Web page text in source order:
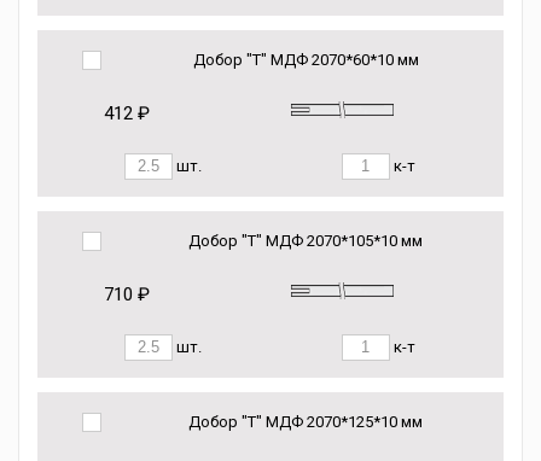
Добор "Т" МДФ 2070*60*10 мм
412 ₽
шт. к-т
Добор "Т" МДФ 2070*105*10 мм
710 ₽
шт. к-т
Добор "Т" МДФ 2070*125*10 мм